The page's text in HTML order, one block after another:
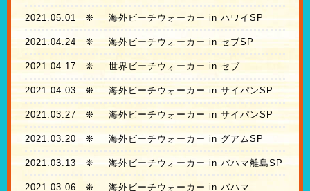
2021.05.01❊ 海外ビーチウォーカー in ハワイSP
2021.04.24 ❊ 海外ビーチウォーカー in セブSP
2021.04.17 ❊ 世界ビーチウォーカー in セブ
2021.04.03❊ 海外ビーチウォーカー in サイパンSP
2021.03.27 ❊ 海外ビーチウォーカー in サイパンSP
2021.03.20 ❊ 海外ビーチウォーカー in グアムSP
2021.03.13 ❊ 海外ビーチウォーカー in バハマ離島SP
2021.03.06 ❊ 海外ビーチウォーカー in バハマ